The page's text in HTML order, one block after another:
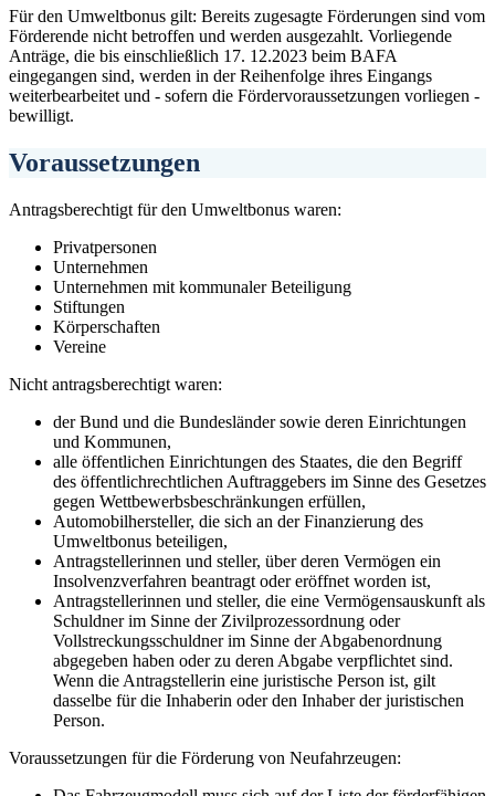
Für den Umweltbonus gilt: Bereits zugesagte Förderungen sind vom
Förderende nicht betroffen und werden ausgezahlt. Vorliegende
Anträge, die bis einschließlich 17. 12.2023 beim BAFA
eingegangen sind, werden in der Reihenfolge ihres Eingangs
weiterbearbeitet und - sofern die Fördervoraussetzungen vorliegen -
bewilligt.
Voraussetzungen
Antragsberechtigt für den Umweltbonus waren:
Privatpersonen
Unternehmen
Unternehmen mit kommunaler Beteiligung
Stiftungen
Körperschaften
Vereine
Nicht antragsberechtigt waren:
der Bund und die Bundesländer sowie deren Einrichtungen
und Kommunen,
alle öffentlichen Einrichtungen des Staates, die den Begriff
des öffentlichrechtlichen Auftraggebers im Sinne des Gesetzes
gegen Wettbewerbsbeschränkungen erfüllen,
Automobilhersteller, die sich an der Finanzierung des
Umweltbonus beteiligen,
Antragstellerinnen und steller, über deren Vermögen ein
Insolvenzverfahren beantragt oder eröffnet worden ist,
Antragstellerinnen und steller, die eine Vermögensauskunft als
Schuldner im Sinne der Zivilprozessordnung oder
Vollstreckungsschuldner im Sinne der Abgabenordnung
abgegeben haben oder zu deren Abgabe verpflichtet sind.
Wenn die Antragstellerin eine juristische Person ist, gilt
dasselbe für die Inhaberin oder den Inhaber der juristischen
Person.
Voraussetzungen für die Förderung von Neufahrzeugen: